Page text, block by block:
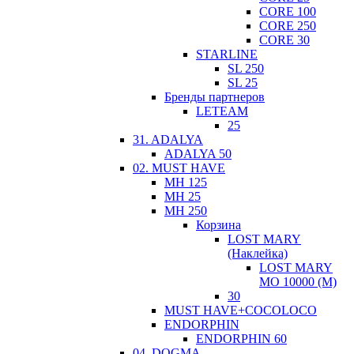
CORE 100
CORE 250
CORE 30
STARLINE
SL 250
SL 25
Бренды партнеров
LETEAM
25
31. ADALYA
ADALYA 50
02. MUST HAVE
MH 125
MH 25
MH 250
Корзина
LOST MARY
(Наклейка)
LOST MARY
MO 10000 (М)
30
MUST HAVE+COCOLOCO
ЕNDORPHIN
ENDORPHIN 60